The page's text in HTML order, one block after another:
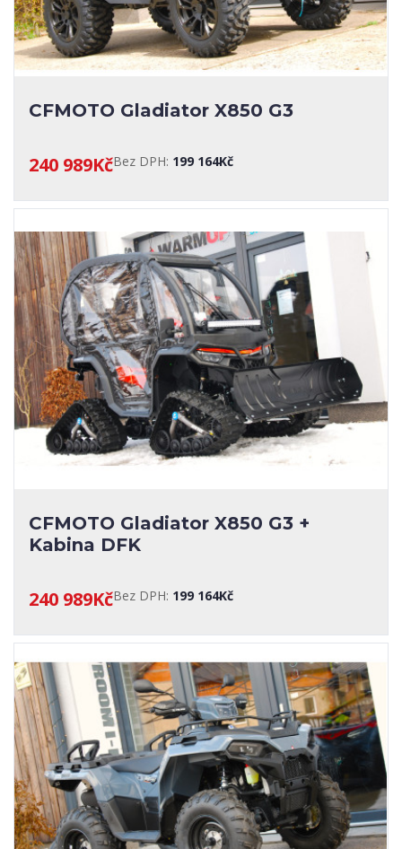
CFMOTO Gladiator X850 G3
240 989KčBez DPH: 199 164Kč
CFMOTO Gladiator X850 G3 +
Kabina DFK
240 989KčBez DPH: 199 164Kč